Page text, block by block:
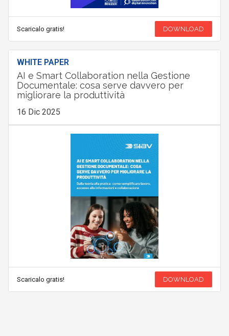
Scaricalo gratis! DOWNLOAD
WHITE PAPER
AI e Smart Collaboration nella Gestione
Documentale: cosa serve davvero per
migliorare la produttività
16 Dic 2025
Scaricalo gratis! DOWNLOAD